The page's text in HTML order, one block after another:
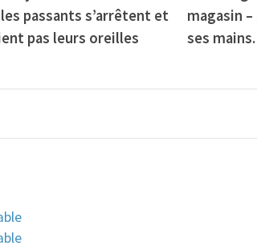
passants s’arrêtent et
pas leurs oreilles
magasin
ses